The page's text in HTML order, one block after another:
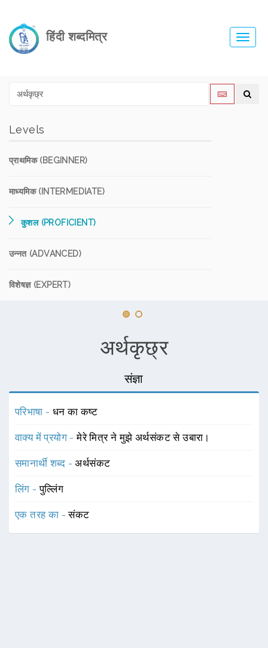
हिंदी शब्दमित्र
Levels
प्राथमिक (BEGINNER)
माध्यमिक (INTERMEDIATE)
कुशल (PROFICIENT)
उन्नत (ADVANCED)
विशेषज्ञ (EXPERT)
अर्थकृछ्र
संज्ञा
परिभाषा - धन का कष्ट
वाक्य में प्रयोग -मेरे मित्र ने मुझे अर्थसंकट से उबारा।
समानार्थी शब्द -अर्थसंकट
लिंग -पुल्लिंग
एक तरह का -संकट